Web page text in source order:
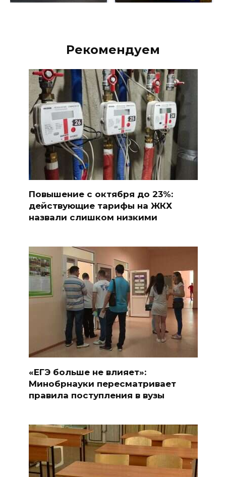
Рекомендуем
Повышение с октября до 23%:
действующие тарифы на ЖКХ
назвали слишком низкими
«ЕГЭ больше не влияет»:
Минобрнауки пересматривает
правила поступления в вузы